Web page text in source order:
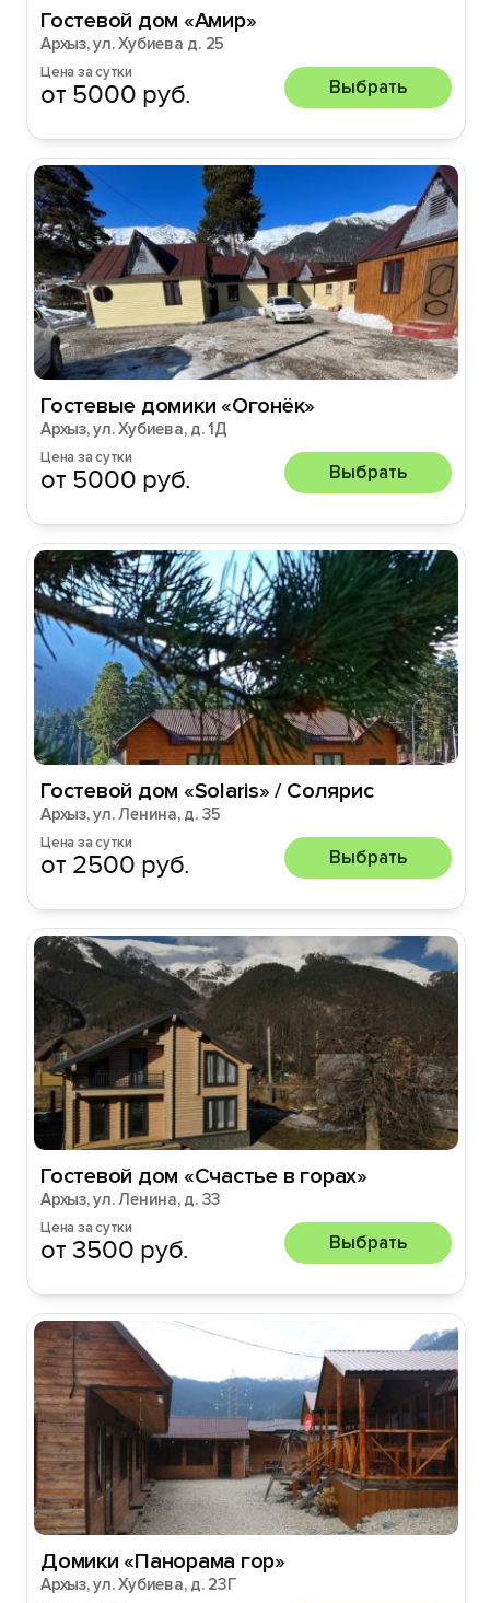
Гостевой дом «Амир»
Архыз, ул. Хубиева д. 25
Цена за сутки
от 5000 руб. Выбрать
Гостевые домики «Огонёк»
Архыз, ул. Хубиева, д. 1Д
Цена за сутки
от 5000 руб. Выбрать
Гостевой дом «Solaris» / Солярис
Архыз, ул. Ленина, д. 35
Цена за сутки
от 2500 руб. Выбрать
Гостевой дом «Счастье в горах»
Архыз, ул. Ленина, д. 33
Цена за сутки
от 3500 руб. Выбрать
Домики «Панорама гор»
Архыз, ул. Хубиева, д. 23Г